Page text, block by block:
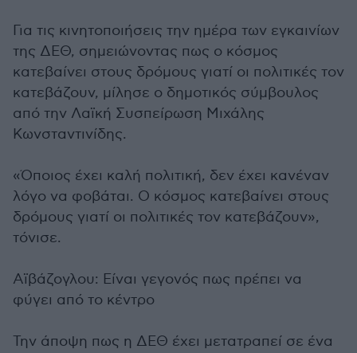
Για τις κινητοποιήσεις την ημέρα των εγκαινίων
της ΔΕΘ, σημειώνοντας πως ο κόσμος
κατεβαίνει στους δρόμους γιατί οι πολιτικές τον
κατεβάζουν, μίλησε ο δημοτικός σύμβουλος
από την Λαϊκή Συσπείρωση Μιχάλης
Κωνσταντινίδης.
«Όποιος έχει καλή πολιτική, δεν έχει κανέναν
λόγο να φοβάται. Ο κόσμος κατεβαίνει στους
δρόμους γιατί οι πολιτικές τον κατεβάζουν»,
τόνισε.
Αϊβάζογλου: Είναι γεγονός πως πρέπει να
φύγει από το κέντρο
Την άποψη πως η ΔΕΘ έχει μετατραπεί σε ένα